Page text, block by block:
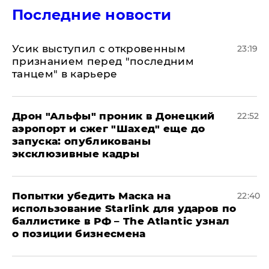
Последние новости
Усик выступил с откровенным
признанием перед "последним
танцем" в карьере
23:19
Дрон "Альфы" проник в Донецкий
аэропорт и сжег "Шахед" еще до
запуска: опубликованы
эксклюзивные кадры
22:52
Попытки убедить Маска на
использование Starlink для ударов по
баллистике в РФ – The Atlantic узнал
о позиции бизнесмена
22:40